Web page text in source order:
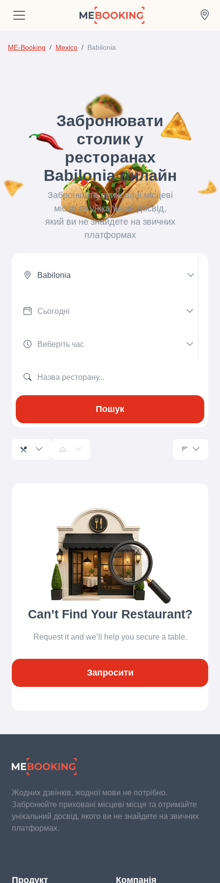
ME-Booking Mexico Babilonia
Забронювати
столик у
ресторанах
Babilonia онлайн
Забронюйте приховані місцеві
місця та унікальний досвід,
який ви не знайдете на звичних
платформах
Babilonia
Пошук
Can’t Find Your Restaurant?
Request it and we’ll help you secure a table.
Запросити
Жодних дзвінків, жодної мови не потрібно.
Забронюйте приховані місцеві місця та отримайте
унікальний досвід, якого ви не знайдете на звичних
платформах.
Продукт Компанія